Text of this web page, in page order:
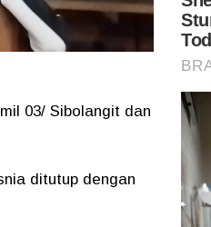
03/ Sibolangit dan
ditutup dengan